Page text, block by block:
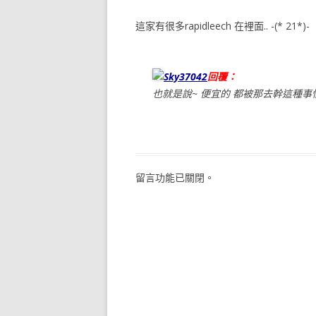
這家有很多rapidleech 在裡面.. -(* 21*)-
Sky37042回覆：
也就是說~ 便宜的 都被那去幹這種事
留言功能已關閉。